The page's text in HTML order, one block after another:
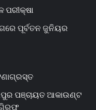
ପୂର୍ବତନ ଜୁନିୟର
ପଞ୍ଚାୟତ ଆକାଉଣ୍ଟ
ଗିରଫ